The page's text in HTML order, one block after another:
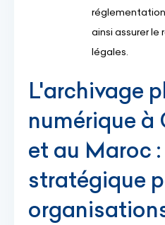
ainsi assurer
légales.
L'archivage
numérique à
et au Maroc
stratégique